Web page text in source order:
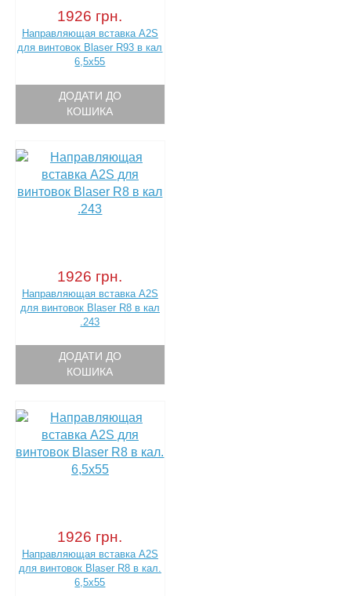
1926 грн.
Направляющая вставка A2S
для винтовок Blaser R93 в кал
6,5х55
ДОДАТИ ДО
КОШИКА
1926 грн.
Направляющая вставка A2S
для винтовок Blaser R8 в кал
.243
ДОДАТИ ДО
КОШИКА
1926 грн.
Направляющая вставка A2S
для винтовок Blaser R8 в кал.
6,5х55